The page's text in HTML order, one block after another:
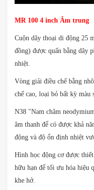
MR 100 4 inch Âm trung
Cuộn dây thoại di động 25
đồng) được quấn bằng dây
nhiệt.
Vòng giải điều chế bằng
chế cao, loại bỏ bất kỳ màu
N38 "Nam châm
âm thanh để có được khả
động và độ ổn định nhiệt
Hình học động cơ được
hữu hạn để tối ưu hóa hiệu
khe hở.